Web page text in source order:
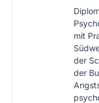
mit
der
der